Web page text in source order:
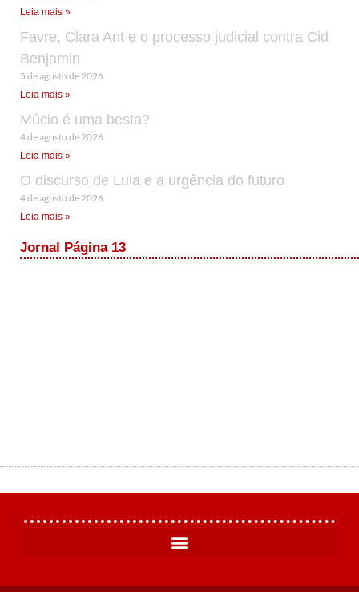
Leia mais »
Favre, Clara Ant e o processo judicial contra Cid
Benjamin
5 de agosto de 2026
Leia mais »
Múcio é uma besta?
4 de agosto de 2026
Leia mais »
O discurso de Lula e a urgência do futuro
4 de agosto de 2026
Leia mais »
Jornal Página 13